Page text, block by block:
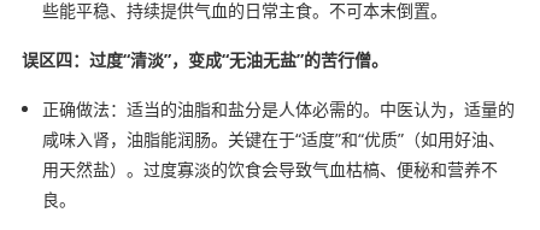
些能平稳、持续提供气血的日常主食。不可本末倒置。
误区四：过度“清淡”，变成“无油无盐”的苦行僧。
正确做法：适当的油脂和盐分是人体必需的。中医认为，适量的
咸味入肾，油脂能润肠。关键在于“适度”和“优质”（如用好油、
用天然盐）。过度寡淡的饮食会导致气血枯槁、便秘和营养不
良。